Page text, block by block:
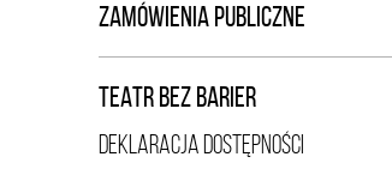
ZAMÓWIENIA PUBLICZNE
TEATR BEZ BARIER
DEKLARACJA DOSTĘPNOŚCI